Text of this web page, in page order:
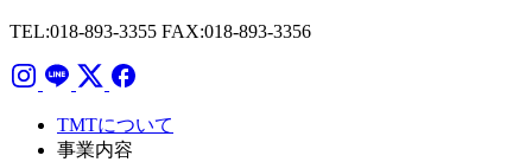
TEL:018-893-3355 FAX:018-893-3356
TMTについて
事業内容